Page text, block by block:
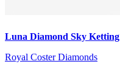
Luna Diamond Sky Ketting
Royal Coster Diamonds